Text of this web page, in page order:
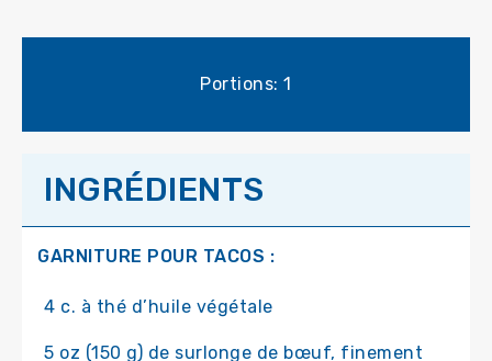
Portions: 1
INGRÉDIENTS
GARNITURE POUR TACOS :
4 c. à thé d’huile végétale
5 oz (150 g) de surlonge de bœuf, finement